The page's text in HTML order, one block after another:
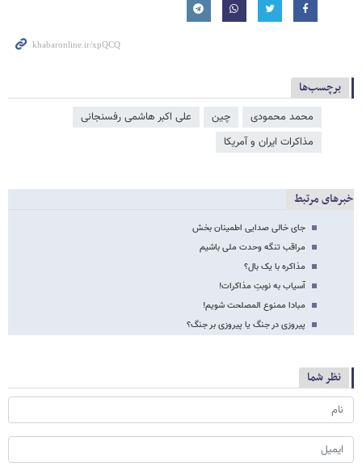
برچسب‌ها
محمد محمودی چین
علی اکبر هاشمی رفسنجانی
مذاکرات ایران و آمریکا
خبرهای مرتبط
جای خالی صدایی اطمینان بخش
مراقب تنگه وحدت ملی باشیم
مذاکره با یک بال؟
آسیاب به نوبتِ مذاکرات!
مبادا ممنوع المصلحت شویم!
پیروزی در جنگ یا پیروزی بر جنگ؟
نظر شما